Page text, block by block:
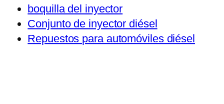
boquilla del inyector
Conjunto de inyector diésel
Repuestos para automóviles diésel